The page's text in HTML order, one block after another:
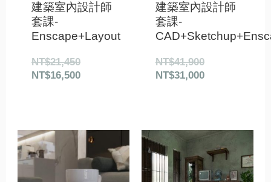
建築室內設計師
套課-
Enscape+Layout
NT$21,450
NT$16,500
建築室內設計師
套課-
NT$41,900
NT$31,000
原
價
格：
目
價
格：
原
始
價
格：
目
前
價
格：